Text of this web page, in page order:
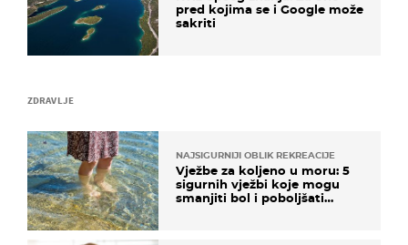
ZDRAVLJE
NAJSIGURNIJI OBLIK REKREACIJE
Vježbe za koljeno u moru: 5
sigurnih vježbi koje mogu
smanjiti bol i poboljšati
pred kojima se i Google može
sakriti